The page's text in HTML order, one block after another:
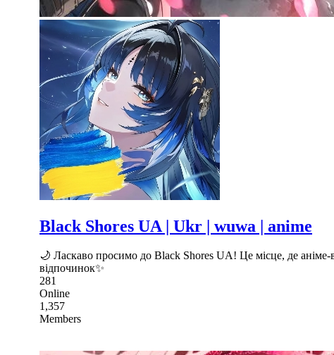
Black Shores UA | Ukr | wuwa | anime
🌙 Ласкаво просимо до Black Shores UA! Це місце, де аніме-
відпочинок✨
281
Online
1,357
Members